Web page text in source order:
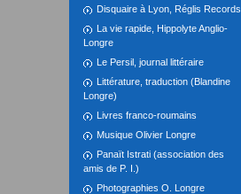
Disquaire à Lyon, Réglis Records
La vie rapide, Hippolyte Anglio-
Longre
Le Persil, journal littéraire
Littérature, traduction (Blandine
Longre)
Livres franco-roumains
Musique Olivier Longre
Panaït Istrati (association des
amis de P. I.)
Photographies O. Longre